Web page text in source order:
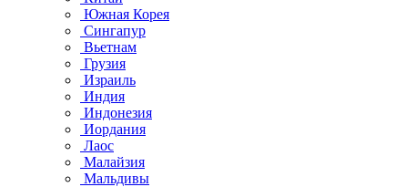
Южная Корея
Сингапур
Вьетнам
Грузия
Израиль
Индия
Индонезия
Иордания
Лаос
Малайзия
Мальдивы